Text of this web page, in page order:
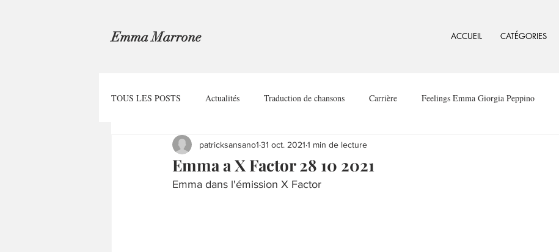
Emma Marrone ACCUEIL CATÉGORIES
TOUS LES POSTS Actualités Traduction de chansons Carrière Feelings Emma Giorgia Peppino
Emma a X Factor 28 10 2021
patricksansano1 31 oct. 2021 1 min de lecture
Emma dans l'émission X Factor